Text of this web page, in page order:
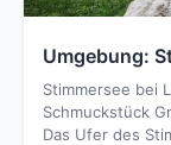
Umgebung:
Stimmersee bei
Schmuckstück
Das Ufer des